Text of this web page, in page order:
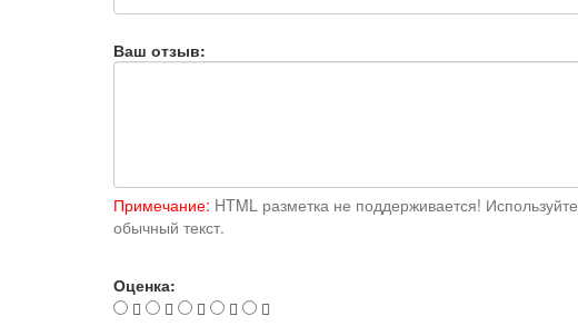
Ваш отзыв:
Примечание: HTML разметка не поддерживается! Используйте
обычный текст.
Оценка: